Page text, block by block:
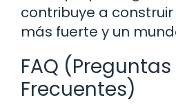
contribuye a
más fuerte y un
FAQ (Preguntas
Frecuentes)